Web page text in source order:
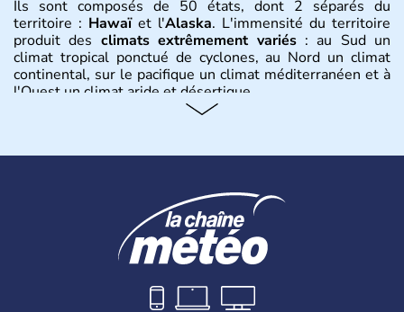
Ils sont composés de 50 états, dont 2 séparés du
territoire : Hawaïet l'Alaska. L'immensité du territoire
produit des climats extrêmement variés: au Sud un
climat tropical ponctué de cyclones, au Nord un climat
continental, sur le pacifique un climat méditerranéen et à
l'Ouest un climat aride et désertique.
Les premiers habitants desEtats-Unis sont arrivés d'Asie
Plusieurs populations se sont succédées avant l'arrivée
des européens, suite à la découverte du continent par
Christophe Colomb en 1492. Les 13 colonies
britanniques proclament la Déclaration d'indépendance
en 1776 et adoptent leur première constitution en 1787.
La conquête de l'Ouest marque ensuite l'entrée dans une
phase de développement intense.